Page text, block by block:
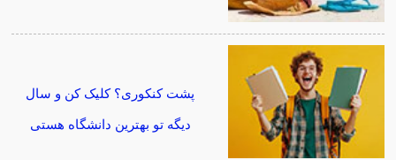
پشت کنکوری؟ کلیک کن و سال
دیگه تو بهترین دانشگاه هستی